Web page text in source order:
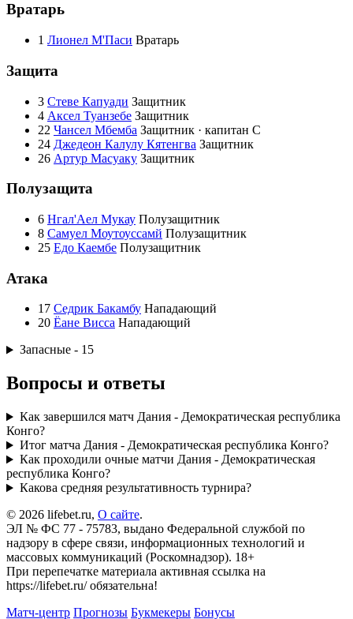
Вратарь
1 Лионел М'Паси Вратарь
Защита
3 Стеве Капуади Защитник
4 Аксел Туанзебе Защитник
22 Чансел Мбемба Защитник · капитан C
24 Джедеон Калулу Кятенгва Защитник
26 Артур Масуаку Защитник
Полузащита
6 Нгал'Аел Мукау Полузащитник
8 Самуел Моутоуссамй Полузащитник
25 Едо Каембе Полузащитник
Атака
17 Седрик Бакамбу Нападающий
20 Ёане Висса Нападающий
Запасные - 15
Вопросы и ответы
Как завершился матч Дания - Демократическая республика
Конго?
Итог матча Дания - Демократическая республика Конго?
Как проходили очные матчи Дания - Демократическая
республика Конго?
Какова средняя результативность турнира?
© 2026 lifebet.ru, О сайте.
ЭЛ № ФС 77 - 75783, выдано Федеральной службой по
надзору в сфере связи, информационных технологий и
массовых коммуникаций (Роскомнадзор). 18+
При перепечатке материала активная ссылка на
https://lifebet.ru/ обязательна!
Матч-центр Прогнозы Букмекеры Бонусы